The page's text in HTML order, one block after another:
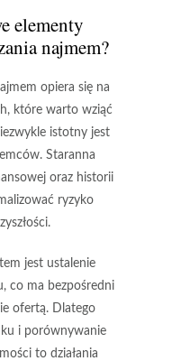
elementy
najmem?
opiera się na
które warto wziąć
istotny jest
. Staranna
oraz historii
ryzyko
jest ustalenie
co ma bezpośredni
ofertą. Dlatego
i porównywanie
to działania